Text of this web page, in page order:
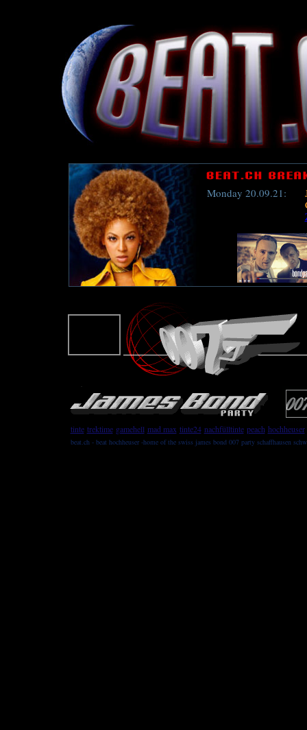
tinte trektime gamehell mad max tinte24 nachfülltinte peach hochheuser
beat.ch - beat hochheuser -home of the swiss james bond 007 party schaffhausen
Monday 20.09.21: